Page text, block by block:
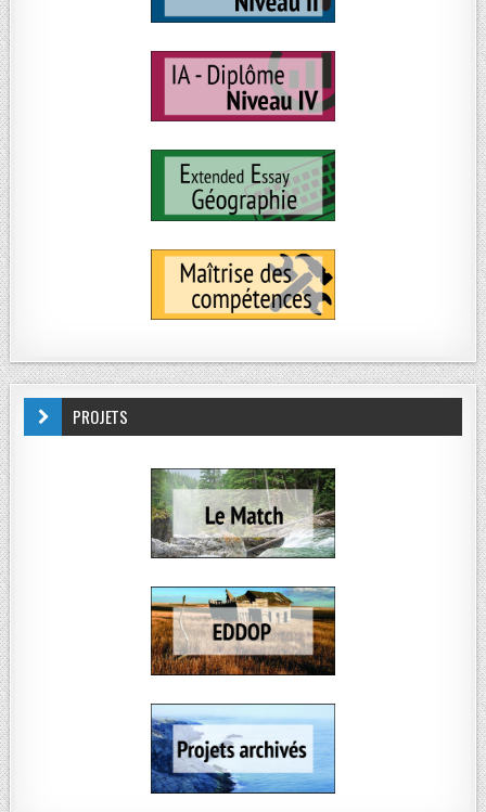
PROJETS